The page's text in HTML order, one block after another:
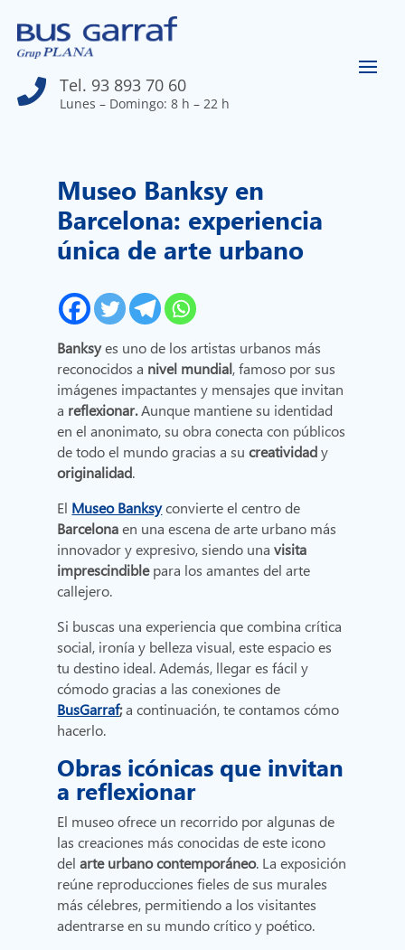
 Tel. 93 893 70 60
Lunes – Domingo: 8 h – 22 h
Museo Banksy en
Barcelona: experiencia
única de arte urbano
Banksyes uno de los artistas urbanos más
reconocidos a nivel mundial, famoso por sus
imágenes impactantes y mensajes que invitan
a reflexionar.Aunque mantiene su identidad
en el anonimato, su obra conecta con públicos
de todo el mundo gracias a sucreatividady
originalidad.
El Museo Banksyconvierte el centro de
Barcelonaen una escena de arte urbano más
innovador y expresivo, siendo unavisita
imprescindiblepara los amantes del arte
callejero.
Si buscas una experiencia que combina crítica
social, ironía y belleza visual, este espacio es
tu destino ideal. Además, llegar es fácil y
cómodo gracias a las conexiones de
BusGarraf;a continuación, te contamos cómo
hacerlo.
Obras icónicas que invitan
a reflexionar
El museo ofrece un recorrido por algunas de
las creaciones más conocidas de este icono
delarte urbano contemporáneo. La exposición
reúne reproducciones fieles de sus murales
más célebres, permitiendo a los visitantes
adentrarse en su mundo crítico y poético.